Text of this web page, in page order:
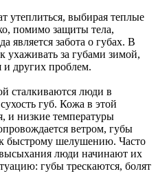
утеплиться, выбирая теплые
помимо защиты тела,
является забота о губах. В
ухаживать за губами зимой,
других проблем.
сталкиваются люди в
губ. Кожа в этой
и низкие температуры
ветром, губы
быстрому шелушению. Часто
люди начинают их
губы трескаются, болят